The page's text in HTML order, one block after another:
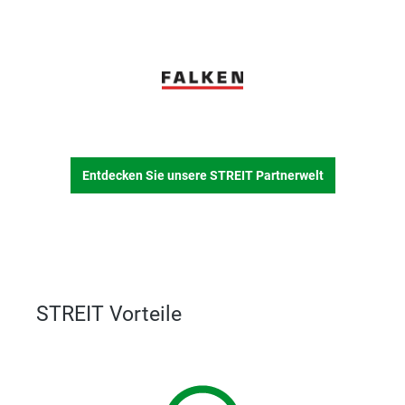
Entdecken Sie unsere STREIT Partnerwelt
STREIT Vorteile